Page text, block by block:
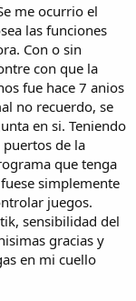
me ocurrio el
las funciones
Con o sin
con que la
fue hace 7 anios
no recuerdo, se
en si. Teniendo
de la
que tenga
simplemente
juegos.
sensibilidad del
gracias y
en mi cuello